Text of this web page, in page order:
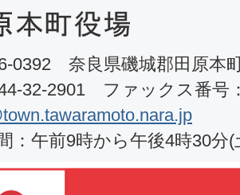
0392 奈良県磯城郡田原本
32-2901 ファックス番号
：午前9時から午後4時30分